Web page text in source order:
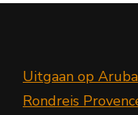
Uitgaan op Aruba
Rondreis